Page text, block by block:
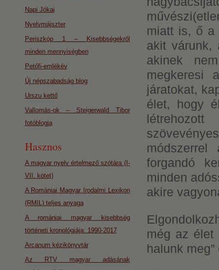
miatt is, ő a
akit várunk,
akinek
megkeresi
járatokat,
élet, hogy
forgandó
minden
akire
még az élet
halunk
Napi Jókai
Nyelvmájszter
Periszkóp 1 – Kisebbségekről
minden mennyiségben
Petőfi-emlékév
Új népszabadság blog
Urszu kettő
Vallomás-ok – Steigerwald Tibor
fotóblogja
Hasznos
A magyar nyelv értelmező szótára (I-
VII. kötet)
A Romániai Magyar Irodalmi Lexikon
(RMIL) teljes anyaga
A romániai magyar kisebbség
történeti kronológiája: 1990-2017
Arcanum kézikönyvtár
Az RTV magyar adásának